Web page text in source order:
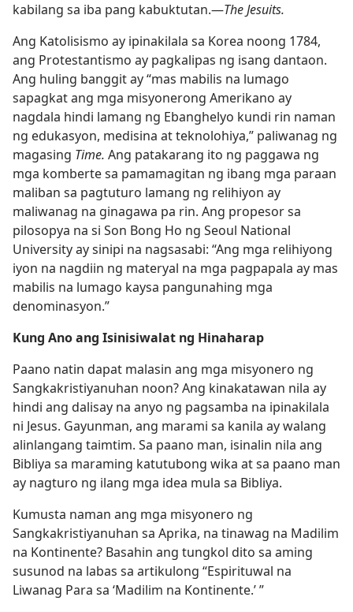
kabilang sa iba pang kabuktutan.​—The Jesuits.
Ang Katolisismo ay ipinakilala sa Korea noong 1784,
ang Protestantismo ay pagkalipas ng isang dantaon.
Ang huling banggit ay “mas mabilis na lumago
sapagkat ang mga misyonerong Amerikano ay
nagdala hindi lamang ng Ebanghelyo kundi rin naman
ng edukasyon, medisina at teknolohiya,” paliwanag ng
magasing Time. Ang patakarang ito ng paggawa ng
mga komberte sa pamamagitan ng ibang mga paraan
maliban sa pagtuturo lamang ng relihiyon ay
maliwanag na ginagawa pa rin. Ang propesor sa
pilosopya na si Son Bong Ho ng Seoul National
University ay sinipi na nagsasabi: “Ang mga relihiyong
iyon na nagdiin ng materyal na mga pagpapala ay mas
mabilis na lumago kaysa pangunahing mga
denominasyon.”
Kung Ano ang Isinisiwalat ng Hinaharap
Paano natin dapat malasin ang mga misyonero ng
Sangkakristiyanuhan noon? Ang kinakatawan nila ay
hindi ang dalisay na anyo ng pagsamba na ipinakilala
ni Jesus. Gayunman, ang marami sa kanila ay walang
alinlangang taimtim. Sa paano man, isinalin nila ang
Bibliya sa maraming katutubong wika at sa paano man
ay nagturo ng ilang mga idea mula sa Bibliya.
Kumusta naman ang mga misyonero ng
Sangkakristiyanuhan sa Aprika, na tinawag na Madilim
na Kontinente? Basahin ang tungkol dito sa aming
susunod na labas sa artikulong “Espirituwal na
Liwanag Para sa ‘Madilim na Kontinente.’ ”